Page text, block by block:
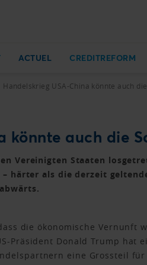
ACTUEL CREDITREFORM
Handelskrieg USA-China könnte auch
könnte auch die
Vereinigten Staaten
härter als die derzeit
die ökonomische
Präsident Donald Trump
eine Grossteil